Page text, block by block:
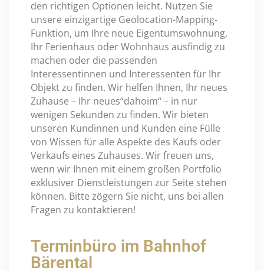
den richtigen Optionen leicht. Nutzen Sie
unsere einzigartige Geolocation-Mapping-
Funktion, um Ihre neue Eigentumswohnung,
Ihr Ferienhaus oder Wohnhaus ausfindig zu
machen oder die passenden
Interessentinnen und Interessenten für Ihr
Objekt zu finden. Wir helfen Ihnen, Ihr neues
Zuhause – Ihr neues“dahoim“ – in nur
wenigen Sekunden zu finden. Wir bieten
unseren Kundinnen und Kunden eine Fülle
von Wissen für alle Aspekte des Kaufs oder
Verkaufs eines Zuhauses. Wir freuen uns,
wenn wir Ihnen mit einem großen Portfolio
exklusiver Dienstleistungen zur Seite stehen
können. Bitte zögern Sie nicht, uns bei allen
Fragen zu kontaktieren!
Terminbüro im Bahnhof
Bärental